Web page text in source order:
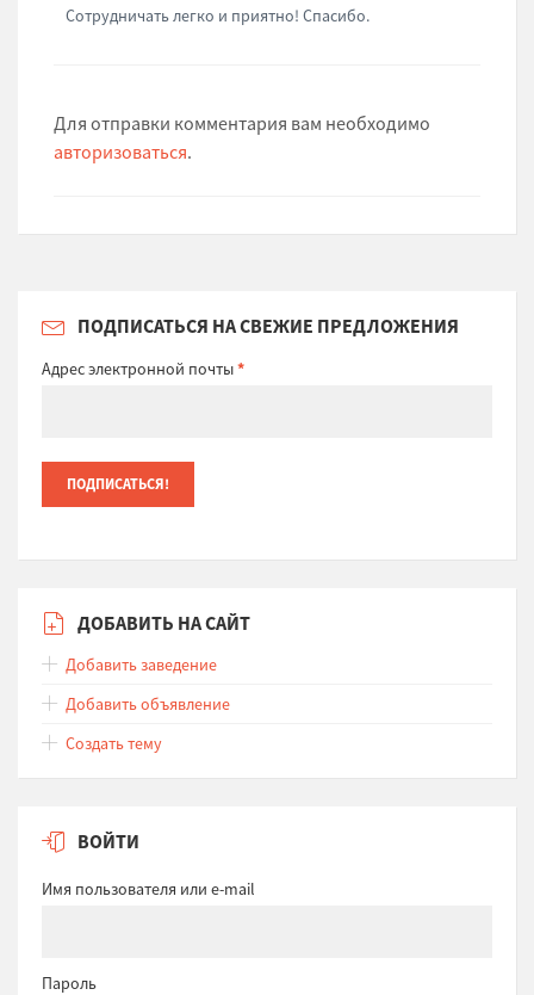
Сотрудничать легко и приятно! Спасибо.
Для отправки комментария вам необходимо
авторизоваться.
ПОДПИСАТЬСЯ НА СВЕЖИЕ ПРЕДЛОЖЕНИЯ
Адрес электронной почты*
ДОБАВИТЬ НА САЙТ
Добавить заведение
Добавить объявление
Создать тему
ВОЙТИ
Имя пользователя или e-mail
Пароль